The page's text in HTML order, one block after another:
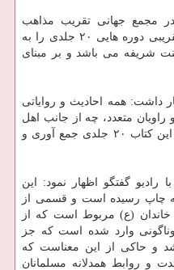
مجمع جهانی تقریب مذاهب
اسلامی و در پژوهشگاه مطالعات تقریبی دوره هایی ۲۰ جلدی را به
شریفه می باشد و بر مبنای
داشت: همه احادیث و روایاتی
متعدد، چه از جانب اهل
سنت و تشیع آنرا نقل کرده اند، در این کتاب ۲۰ جلدی جمع آوری و
رادیو گفتگو اظهار نمود: این
بود ولی در ۲۰ جلد به چاپ رسیده است و قسمی از
(ع) مربوط است که از
وارد شده است که جز
و حاکی از این معناست که
و روابط همدلانه مسلمانان